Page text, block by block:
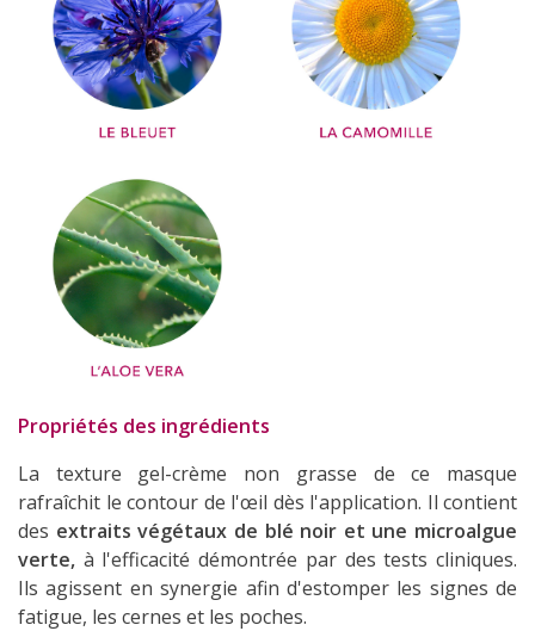
Propriétés des ingrédients
La texture gel-crème non grasse de ce masque
rafraîchit le contour de l'œil dès l'application. Il contient
des extraits végétaux de blé noir et une microalgue
verte, à l'efficacité démontrée par des tests cliniques.
Ils agissent en synergie afin d'estomper les signes de
fatigue, les cernes et les poches.